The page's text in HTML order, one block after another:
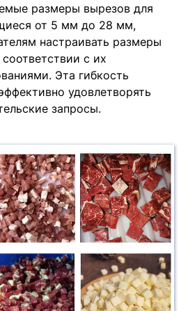
размеры вырезов для
от 5 мм до 28 мм,
настраивать размеры
с их
Эта гибкость
удовлетворять
запросы.